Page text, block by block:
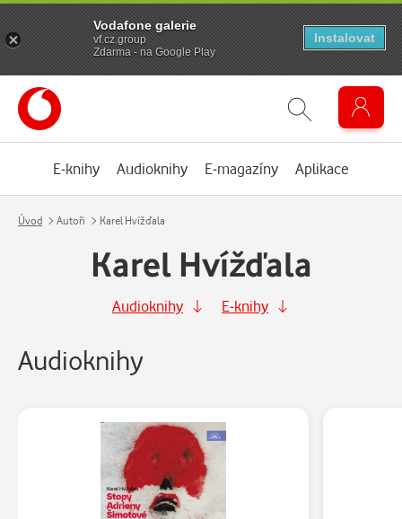
E-knihy Audioknihy E-magazíny Aplikace
Úvod Autoři Karel Hvížďala
Karel Hvížďala
Audioknihy E-knihy
Audioknihy
Vodafone galerie
vf.cz.group
Zdarma - na Google Play
Instalovat